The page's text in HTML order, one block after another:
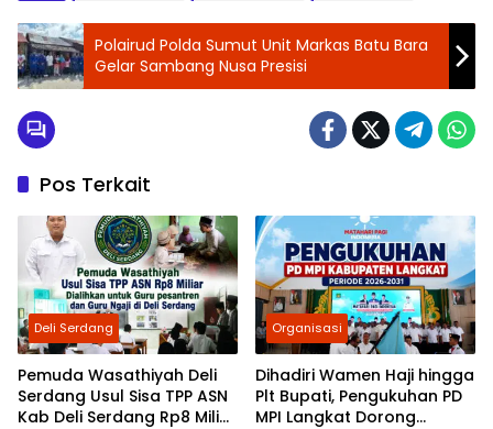
Polairud Polda Sumut Unit Markas Batu Bara
Gelar Sambang Nusa Presisi
Pos Terkait
Deli Serdang
Pemuda Wasathiyah Deli
Serdang Usul Sisa TPP ASN
Kab Deli Serdang Rp8 Miliar
Organisasi
Dihadiri Wamen Haji hingga
Plt Bupati, Pengukuhan PD
MPI Langkat Dorong